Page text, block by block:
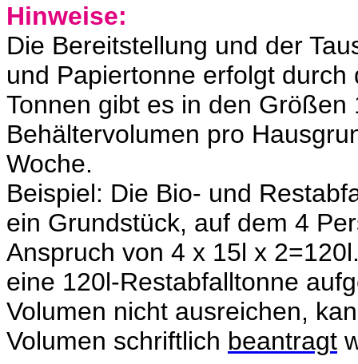
Hinweise:
Die Bereitstellung und der
und Papiertonne erfolgt
Tonnen gibt es in den
Behältervolumen pro
Woche.
Beispiel: Die Bio- und
ein Grundstück, auf dem 4
Anspruch von 4 x 15l x
eine 120l-Restabfalltonne
Volumen nicht ausreichen,
Volumen schriftlich beantragt